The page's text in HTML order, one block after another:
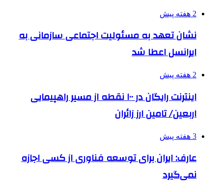
2 هفته پیش
نشان تعهد به مسئولیت اجتماعی سازمانی به
ایرانسل اعطا شد
2 هفته پیش
اینترنت رایگان در ۱۰۰ نقطه از مسیر راهپیمایی
اربعین/ تامین ارز زائران
3 هفته پیش
عارف: ایران برای توسعه فناوری از کسی اجازه
نمی‌گیرد